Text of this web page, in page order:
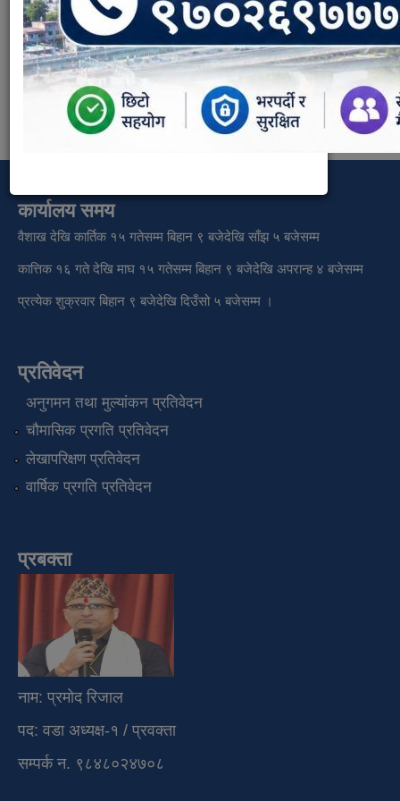
आर्थिक प्रशासन शाखा
Weight:
3
कार्यालय समय
वैशाख देखि कार्तिक १५ गतेसम्म बिहान ९ बजेदेखि साँझ ५ बजेसम्म
कात्तिक १६ गते देखि माघ १५ गतेसम्म बिहान ९ बजेदेखि अपरान्ह ४ बजेसम्म
प्रत्येक शुक्रवार बिहान ९ बजेदेखि दिउँसो ५ बजेसम्म ।
प्रतिवेदन
अनुगमन तथा मुल्यांकन प्रतिवेदन
चौमासिक प्रगति प्रतिवेदन
लेखापरिक्षण प्रतिवेदन
वार्षिक प्रगति प्रतिवेदन
प्रबक्ता
नाम: प्रमोद रिजाल
पद: वडा अध्यक्ष-१ / प्रवक्ता
सम्पर्क न. ९८४८०२४७०८